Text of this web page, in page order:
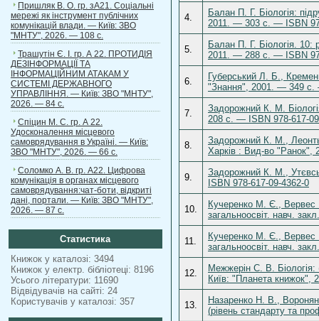
Пришляк В. О. гр. зА21. Соціальні
мережі як інструмент публічних
комунікацій влади. — Київ: ЗВО
"МНТУ", 2026. — 108 с.
Трашутін Є. І. гр. А 22. ПРОТИДІЯ
ДЕЗІНФОРМАЦІЇ ТА
ІНФОРМАЦІЙНИМ АТАКАМ У
СИСТЕМІ ДЕРЖАВНОГО
УПРАВЛІННЯ. — Київ: ЗВО "МНТУ",
2026. — 84 с.
Спіцин М. С. гр. А 22.
Удосконалення місцевого
самоврядування в Україні. — Київ:
ЗВО "МНТУ", 2026. — 66 с.
Соломко А. В. гр. А22. Цифрова
комунікація в органах місцевого
самоврядування:чат-боти, відкриті
дані, портали. — Київ: ЗВО "МНТУ",
2026. — 87 с.
Статистика
Книжок у каталозі: 3494
Книжок у електр. бібліотеці: 8196
Усього літератури: 11690
Відвідувачів на сайті: 24
Користувачів у каталозі: 357
4.
Балан П. Г. Біологія:
2011. — 303 с. — ISBN
5.
Балан П. Г. Біологія. 10:
2011. — 288 с. — ISBN
6.
Губерський Л. Б.,
"Знання", 2001. — 349 с.
7.
Задорожний К. М.
208 с. — ISBN 978-617-
8.
Задорожний К. М.,
Харків : Вид-во "Ранок",
9.
Задорожний К. М.,
ISBN 978-617-09-4362-0
10.
Кучеренко М. Є., Вервес
загальноосвіт. навч.
11.
Кучеренко М. Є., Вервес
загальноосвіт. навч.
12.
Межжерін С. В. Біологія:
Київ: "Планета
13.
Назаренко Н. В.,
(рівень стандарту та